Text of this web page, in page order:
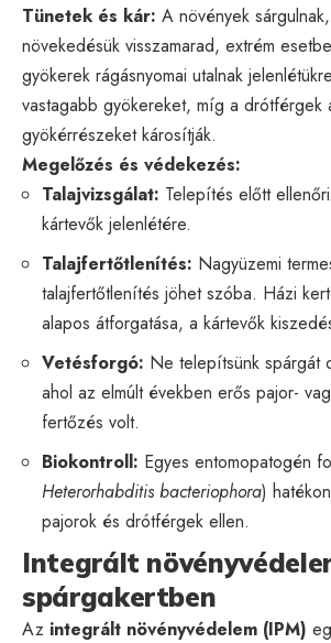
Tünetek és kár: A növények
növekedésük visszamarad, extrém
gyökerek rágásnyomai utalnak
vastagabb gyökereket, míg a drótférgek
gyökérrészeket károsítják.
Megelőzés és védekezés:
Talajvizsgálat: Telepítés előtt
kártevők jelenlétére.
Talajfertőtlenítés: Nagyüzemi
talajfertőtlenítés jöhet szóba. Házi
alapos átforgatása, a kártevők
Vetésforgó: Ne telepítsünk spárgát
ahol az elmúlt években erős pajor-
fertőzés volt.
Biokontroll: Egyes entomopatogén
Heterorhabditis bacteriophora)
pajorok és drótférgek ellen.
Integrált
spárgakertben
Az integrált növényvédelem (IPM)